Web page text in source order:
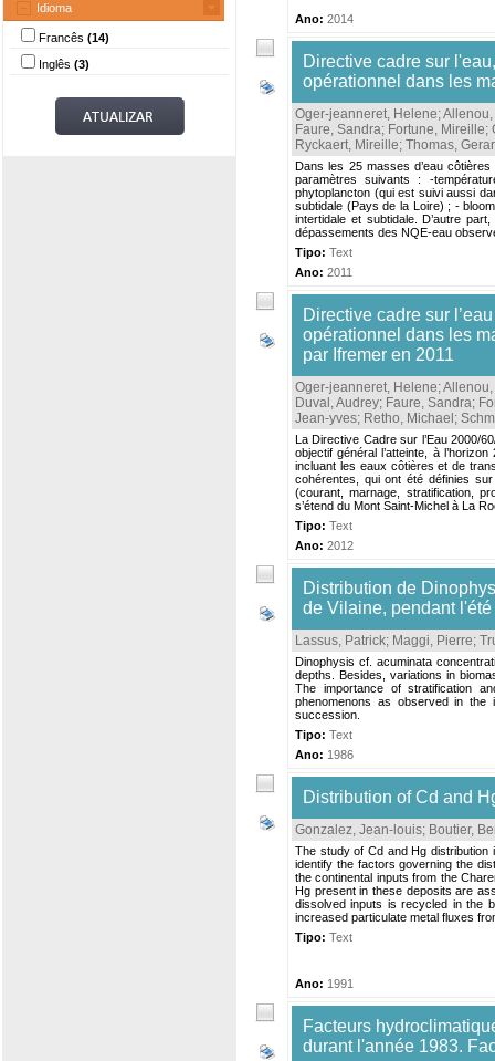
Idioma
Francês (14)
Inglês (3)
Ano: 2014
Directive cadre sur
opérationnel dans les
Oger-jeanneret, Helene;
Faure, Sandra; Fortune, Mireille;
Ryckaert, Mireille; Thomas,
Dans les 25 masses d’eau
paramètres suivants : -
phytoplancton (qui est suivi aussi
subtidale (Pays de la Loire) ; -
intertidale et subtidale. D’autre
dépassements des NQE-eau
Tipo: Text
Ano: 2011
Directive cadre sur
opérationnel dans les
par Ifremer en 2011
Oger-jeanneret, Helene;
Duval, Audrey; Faure, Sandra;
Jean-yves; Retho, Michael ;
La Directive Cadre sur l’Eau 2000/
objectif général l’atteinte, à
incluant les eaux côtières et de
cohérentes, qui ont été définies
(courant, marnage, stratification,
s’étend du Mont Saint-Michel à La
Tipo: Text
Ano: 2012
Distribution de
de Vilaine, pendant
Lassus, Patrick; Maggi, Pierre;
Dinophysis cf. acuminata
depths. Besides, variations in
The importance of stratification
phenomenons as observed in
succession.
Tipo: Text
Ano: 1986
Distribution of Cd and
Gonzalez, Jean-louis; Boutier,
The study of Cd and Hg distribution
identify the factors governing the
the continental inputs from the
Hg present in these deposits are
dissolved inputs is recycled in the
increased particulate metal fluxes
Tipo: Text
Ano: 1991
Facteurs
durant l'année 1983.